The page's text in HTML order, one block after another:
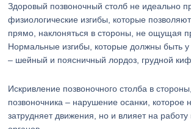
Здоровый позвоночный столб не идеально
физиологические изгибы, которые
прямо, наклоняться в стороны, не ощущая
Нормальные изгибы, которые должны быть у
– шейный и поясничный лордоз, грудной
Искривление позвоночного столба в
позвоночника – нарушение осанки, которое
затрудняет движения, но и влияет на работу